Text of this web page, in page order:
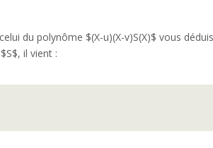
du polynôme $(X-u)(X-v)S(X)$ vous
il vient :